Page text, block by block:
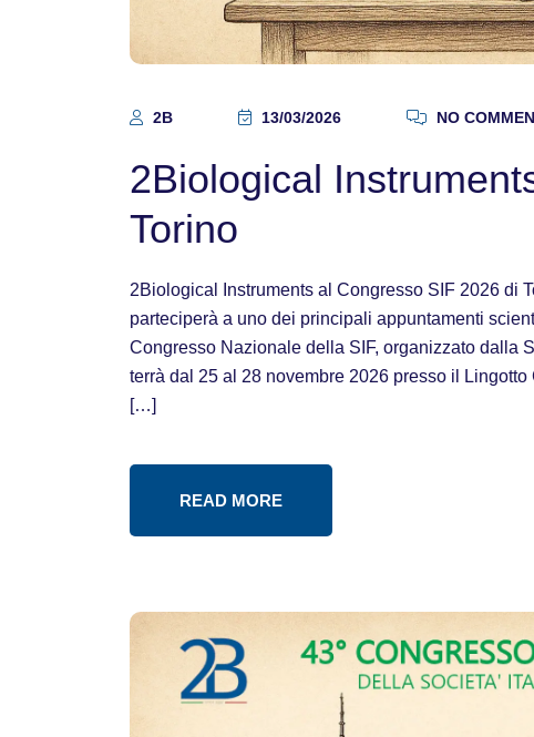
2B 13/03/2026 NO
2Biological
Torino
2Biological Instruments al Congresso SIF 2026 di
parteciperà a uno dei principali appuntamenti
Congresso Nazionale della SIF, organizzato dalla
terrà dal 25 al 28 novembre 2026 presso il
[…]
READ MORE